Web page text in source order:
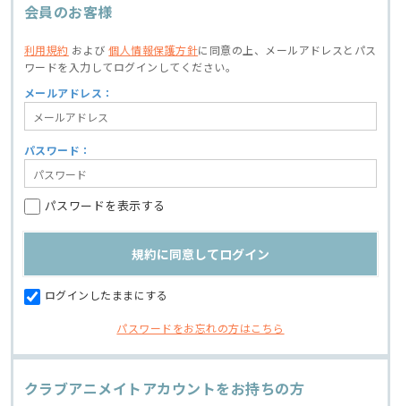
会員のお客様
利用規約 および個人情報保護方針に同意の上、
メールアドレスとパス
ワードを入力してログインしてください。
メールアドレス：
パスワード：
パスワードを表示する
ログインしたままにする
パスワードをお忘れの方はこちら
クラブアニメイトアカウントをお持ちの方